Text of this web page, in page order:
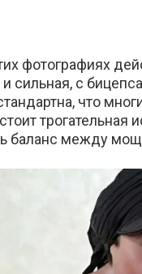
фотографиях
сильная, с
что
трогательная
баланс между